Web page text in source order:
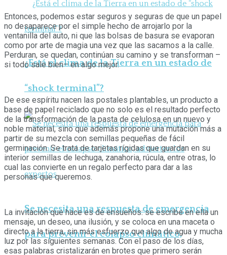
¿Está el clima de la Tierra en un estado de
“shock terminal”?
Se necesita una respuesta de emergencia
para prevenir el colapso climático,
Entonces, podemos estar seguros y seguras de que un papel
no desaparece por el simple hecho de arrojarlo por la
ventanilla del auto, ni que las bolsas de basura se evaporan
como por arte de magia una vez que las sacamos a la calle.
Perduran, se quedan, continúan su camino y se transforman –
si todo sale bien– en algo mejor.
De ese espíritu nacen las postales plantables, un producto a
base de papel reciclado que no solo es el resultado perfecto
de la transformación de la pasta de celulosa en un nuevo y
noble material, sino que además propone una mutación más a
partir de su mezcla con semillas pequeñas de fácil
germinación. Se trata de tarjetas rígidas que guardan en su
interior semillas de lechuga, zanahoria, rúcula, entre otras, lo
cual las convierte en un regalo perfecto para dar a las
personas que queremos.
La invitación que hace es de ensueños: se escribe en ella un
mensaje, un deseo, una ilusión, y se coloca en una maceta o
directo a la tierra, sin más esfuerzo que algo de agua y mucha
luz por las siguientes semanas. Con el paso de los días,
esas palabras cristalizarán en brotes que primero serán